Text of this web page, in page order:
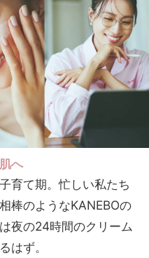
へ
育て期。忙しい私たち
棒のようなKANEBOの
夜の24時間のクリーム
はず。